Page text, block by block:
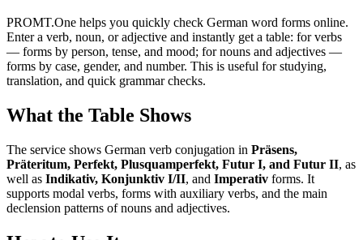
PROMT.One helps you quickly check German word forms online.
Enter a verb, noun, or adjective and instantly get a table: for verbs
— forms by person, tense, and mood; for nouns and adjectives —
forms by case, gender, and number. This is useful for studying,
translation, and quick grammar checks.
What the Table Shows
The service shows German verb conjugation in Präsens,
Präteritum, Perfekt, Plusquamperfekt, Futur I, and Futur II, as
well as Indikativ, Konjunktiv I/II, and Imperativ forms. It
supports modal verbs, forms with auxiliary verbs, and the main
declension patterns of nouns and adjectives.